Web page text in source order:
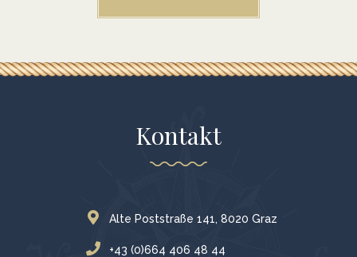
Kontakt
Alte Poststraße 141, 8020 Graz
+43 (0)664 406 48 44